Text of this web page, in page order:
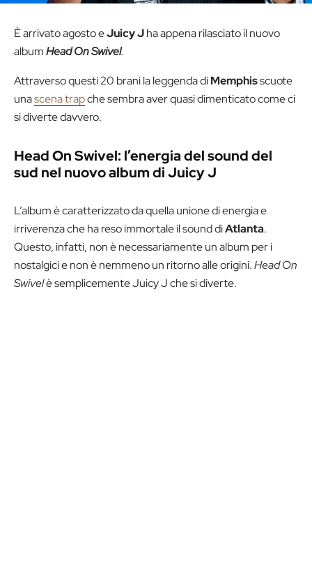
È arrivato agosto eJuicyJha appena rilasciato il nuovo
albumHead On Swivel.
Attraverso questi 20 brani la leggenda diMemphisscuote
unascena trapche sembra aver quasi dimenticato come ci
si diverte davvero.
Head On Swivel: l’energia del sound del
sud nel nuovo album di Juicy J
L’album è caratterizzato da quella unione di energia e
irriverenza che ha reso immortale il sound diAtlanta.
Questo, infatti, non è necessariamente un album per i
nostalgici e non è nemmeno un ritorno alle origini.Head On
Swivelè semplicemente Juicy J che si diverte.